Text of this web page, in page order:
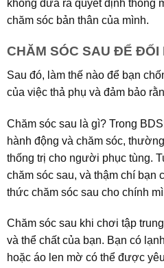
không đưa ra quyết định thông
chăm sóc bản thân của mình.
CHĂM SÓC SAU ĐỂ ĐỐI
Sau đó, làm thế nào để bạn
của việc thả phụ và đảm bảo
Chăm sóc sau là gì? Trong
hành động và chăm sóc,
thống trị cho người phục tùng.
chăm sóc sau, và thậm chí bạn
thức chăm sóc sau cho chính
Chăm sóc sau khi chơi tập
và thể chất của bạn. Bạn có
hoặc áo len mờ có thể được